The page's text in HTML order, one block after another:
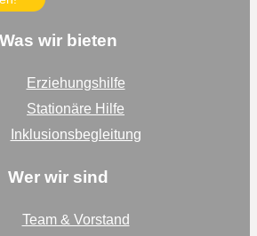
Was wir bieten
Erziehungshilfe
Stationäre Hilfe
Inklusionsbegleitung
Wer wir sind
Team & Vorstand